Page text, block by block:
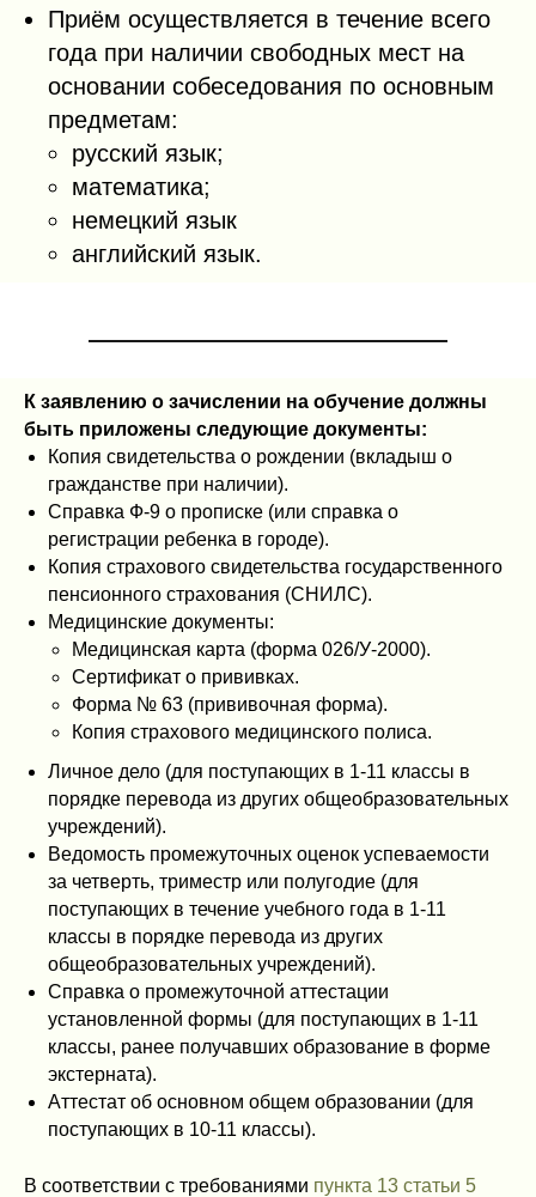
Приём осуществляется в течение всего
года при наличии свободных мест на
основании собеседования по основным
предметам:
русский язык;
математика;
немецкий язык
английский язык.
К заявлению о зачислении на обучение должны
быть приложены следующие документы:
Копия свидетельства о рождении (вкладыш о
гражданстве при наличии).
Справка Ф-9 о прописке (или справка о
регистрации ребенка в городе).
Копия страхового свидетельства государственного
пенсионного страхования (СНИЛС).
Медицинские документы:
Медицинская карта (форма 026/У-2000).
Сертификат о прививках.
Форма № 63 (прививочная форма).
Копия страхового медицинского полиса.
Личное дело (для поступающих в 1-11 классы в
порядке перевода из других общеобразовательных
учреждений).
Ведомость промежуточных оценок успеваемости
за четверть, триместр или полугодие (для
поступающих в течение учебного года в 1-11
классы в порядке перевода из других
общеобразовательных учреждений).
Справка о промежуточной аттестации
установленной формы (для поступающих в 1-11
классы, ранее получавших образование в форме
экстерната).
Аттестат об основном общем образовании (для
поступающих в 10-11 классы).
В соответствии с требованиями пункта 13 статьи 5